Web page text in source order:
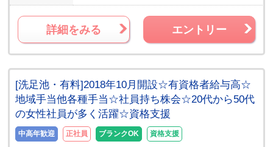
詳細をみる エントリー
[洗足池・有料]2018年10月開設☆有資格者給与高☆
地域手当他各種手当☆社員持ち株会☆20代から50代
の女性社員が多く活躍☆資格支援
中高年歓迎 正社員 ブランクOK 資格支援